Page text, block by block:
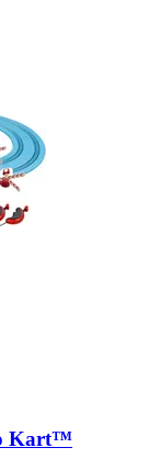
Kart™